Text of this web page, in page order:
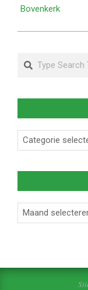
Bovenkerk
Search
Categorieën
Archieven